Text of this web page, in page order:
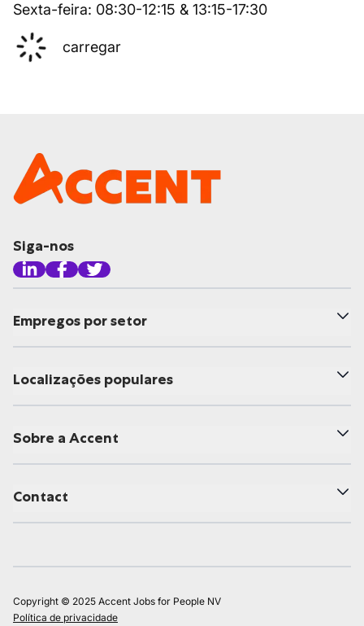
Sexta-feira: 08:30-12:15 & 13:15-17:30
carregar
Siga-nos
Empregos por setor
Localizações populares
Sobre a Accent
Contact
Copyright © 2025 Accent Jobs for People NV
Política de privacidade